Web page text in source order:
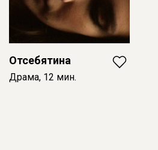
Отсебятина
Драма, 12 мин.